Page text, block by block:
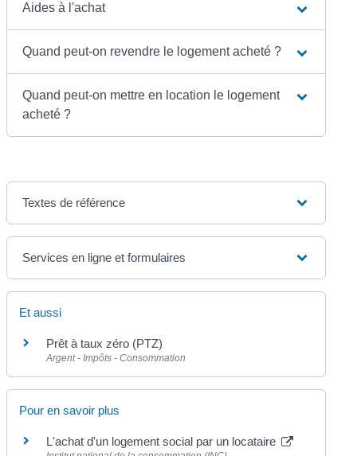
Aides à l'achat
Quand peut-on revendre le logement acheté ?
Quand peut-on mettre en location le logement
acheté ?
Textes de référence
Services en ligne et formulaires
Et aussi
Prêt à taux zéro (PTZ)
Argent - Impôts - Consommation
Pour en savoir plus
L'achat d'un logement social par un locataire